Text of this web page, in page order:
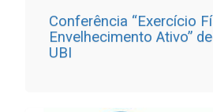
Conferência “Exercício
Envelhecimento Ativo”
UBI